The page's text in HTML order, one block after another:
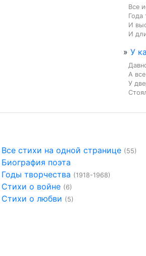
Все
Года
И
И
» У
А
У
Все стихи на одной странице (55)
Биография поэта
Годы творчества (1918-1968)
Стихи о войне (6)
Стихи о любви (5)